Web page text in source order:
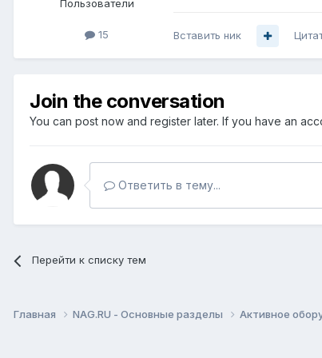
Пользователи
15 Вставить ник
Join the conversation
You can post now and register later. If you have an
Ответить в тему...
Перейти к списку тем
Главная NAG.RU - Основные разделы Активное